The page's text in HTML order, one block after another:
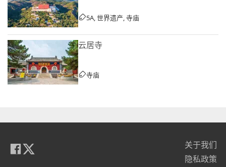
5A, 世界遗产, 寺庙
云居寺
寺庙
关于我们
隐私政策